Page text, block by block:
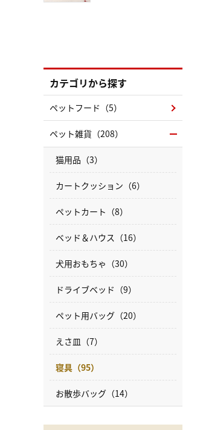
カテゴリから探す
ペットフード（5）
ペット雑貨（208）
猫用品（3）
カートクッション（6）
ペットカート（8）
ベッド＆ハウス（16）
犬用おもちゃ（30）
ドライブベッド（9）
ペット用バッグ（20）
えさ皿（7）
寝具（95）
お散歩バッグ（14）